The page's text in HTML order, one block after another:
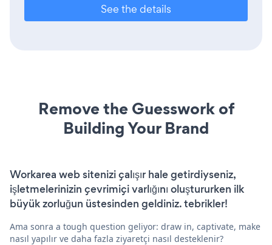
See the details
Remove the Guesswork of
Building Your Brand
Workarea web sitenizi çalışır hale getirdiyseniz,
işletmelerinizin çevrimiçi varlığını oluştururken ilk
büyük zorluğun üstesinden geldiniz. tebrikler!
Ama sonra a tough question geliyor: draw in, captivate, make
nasıl yapılır ve daha fazla ziyaretçi nasıl desteklenir?